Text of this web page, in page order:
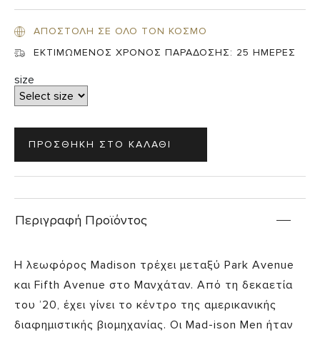
ΑΠΟΣΤΟΛΗ ΣΕ ΟΛΟ ΤΟΝ ΚΟΣΜΟ
ΕΚΤΙΜΩΜΕΝΟΣ ΧΡΟΝΟΣ ΠΑΡΑΔΟΣΗΣ: 25 ΗΜΕΡΕΣ
size
Περιγραφή Προϊόντος
Η λεωφόρος Madison τρέχει μεταξύ Park Avenue
και Fifth Avenue στο Μανχάταν. Από τη δεκαετία
του ’20, έχει γίνει το κέντρο της αμερικανικής
διαφημιστικής βιομηχανίας. Οι Mad-ison Men ήταν